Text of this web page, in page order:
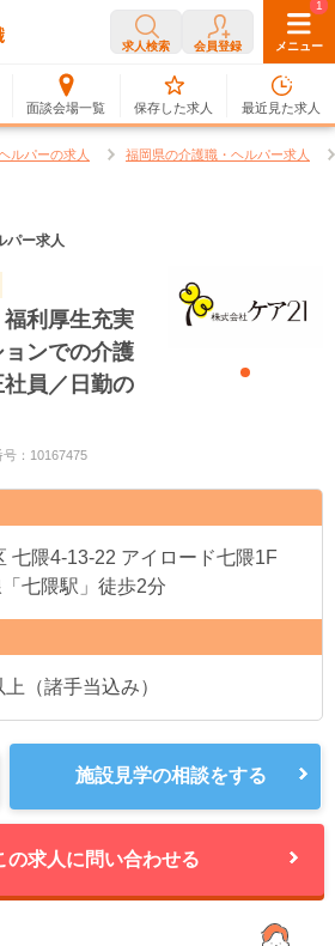
求人検索 会員登録 メニュー
面談会場一覧
0
保存した求人
1
最近見た求人
ルパーの求人 福岡県の介護職・ヘルパー求人
パー求人
福利厚生充実
ンでの介護
員／日勤の
：10167475
七隈4-13-22 アイロード七隈1F
七隈駅」徒歩2分
（諸手当込み）
施設見学の相談をする
の求人に問い合わせる